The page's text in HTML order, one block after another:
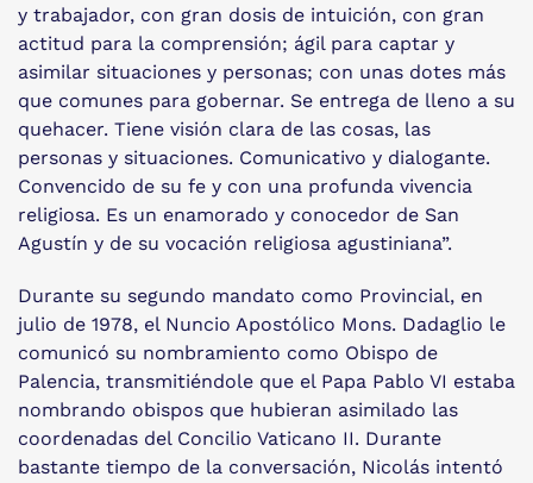
y trabajador, con gran dosis de intuición, con gran
actitud para la comprensión; ágil para captar y
asimilar situaciones y personas; con unas dotes más
que comunes para gobernar. Se entrega de lleno a su
quehacer. Tiene visión clara de las cosas, las
personas y situaciones. Comunicativo y dialogante.
Convencido de su fe y con una profunda vivencia
religiosa. Es un enamorado y conocedor de San
Agustín y de su vocación religiosa agustiniana”.
Durante su segundo mandato como Provincial, en
julio de 1978, el Nuncio Apostólico Mons. Dadaglio le
comunicó su nombramiento como Obispo de
Palencia, transmitiéndole que el Papa Pablo VI estaba
nombrando obispos que hubieran asimilado las
coordenadas del Concilio Vaticano II. Durante
bastante tiempo de la conversación, Nicolás intentó